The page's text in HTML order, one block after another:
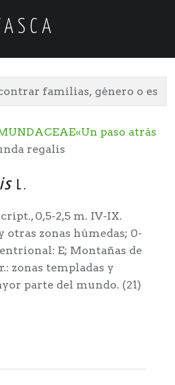
«Un paso atrás
regalis
L.
0,5-2,5 m. IV-IX.
otras zonas húmedas; 0-
E; Montañas de
zonas templadas y
parte del mundo. (21)